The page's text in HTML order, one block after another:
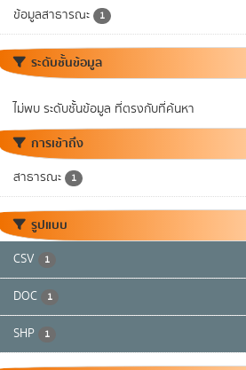
ข้อมูลสาธารณะ 1
ระดับชั้นข้อมูล
ไม่พบ ระดับชั้นข้อมูล ที่ตรงกับที่ค้นหา
การเข้าถึง
สาธารณะ 1
รูปแบบ
CSV 1
DOC 1
SHP 1